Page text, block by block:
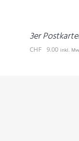
3er
CHF 9.00 inkl.